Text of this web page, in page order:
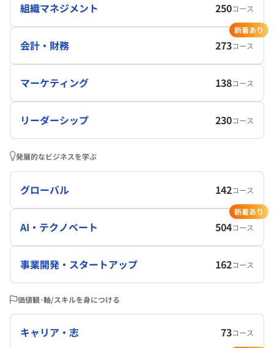
組織マネジメント 250コース
会計・財務 273コース
新着あり
マーケティング 138コース
リーダーシップ 230コース
発展的なビジネスを学ぶ
グローバル 142コース
AI・テクノベート 504コース
新着あり
事業開発・スタートアップ 162コース
価値観･軸/スキルを身につける
キャリア・志 73コース